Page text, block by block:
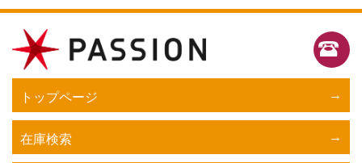
トップページ
在庫検索